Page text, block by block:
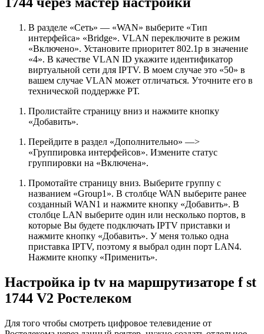
В разделе «Сеть» — «WAN» выберите «Тип
интерфейса» «Bridge». VLAN переключите в режим
«Включено». Установите приоритет 802.1p в значение
«4». В качестве VLAN ID укажите идентификатор
виртуальной сети для IPTV. В моем случае это «50» в
вашем случае VLAN может отличаться. Уточните его в
технической поддержке РТ.
Пролистайте страницу вниз и нажмите кнопку
«Добавить».
Перейдите в раздел «Дополнительно» —>
«Группировка интерфейсов». Измените статус
группировки на «Включена».
Промотайте страницу вниз. Выберите группу с
названием «Group1». В столбце WAN выберите ранее
созданный WAN1 и нажмите кнопку «Добавить». В
столбце LAN выберите один или несколько портов, в
которые Вы будете подключать IPTV приставки и
нажмите кнопку «Добавить». У меня только одна
приставка IPTV, поэтому я выбрал один порт LAN4.
Нажмите кнопку «Применить».
Настройка ip tv на маршрутизаторе f st
1744 V2 Ростелеком
Для того чтобы смотреть цифровое телевидение от